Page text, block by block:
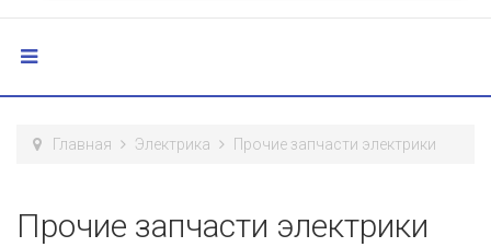
Главная Электрика Прочие запчасти электрики
Прочие запчасти электрики